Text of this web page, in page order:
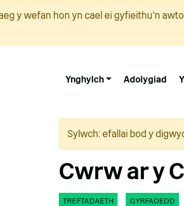
y wefan hon yn cael ei gyfieithu'n
Ynghylch Adolygiad
Sylwch: efallai bod y
Cwrw ar y
TREFTADAETH GYRFAOEDD